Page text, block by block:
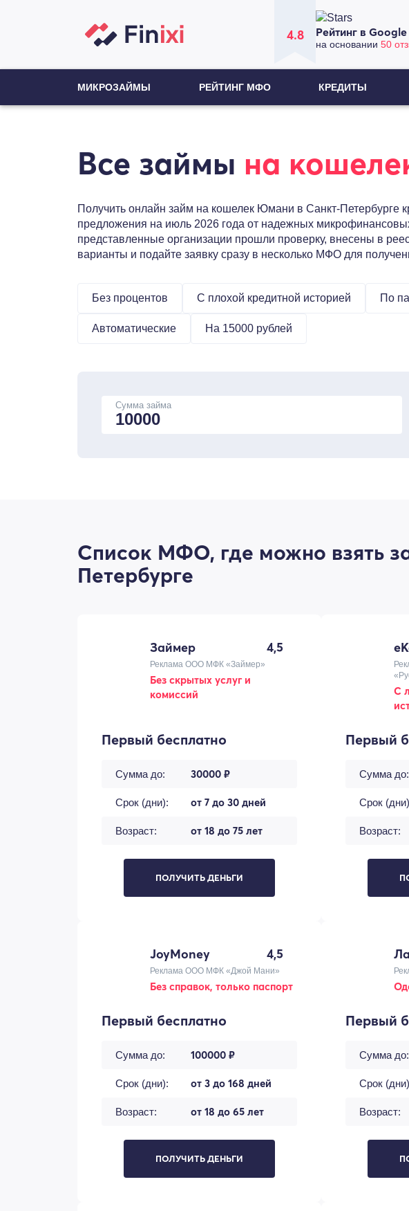
4.8 Рейтинг в Google
на основании50
МИКРОЗАЙМЫ РЕЙТИНГ МФО КРЕДИТЫ
Все займы на
Получить онлайн займ на кошелек Юмани в Санкт-Петербурге
предложения на июль 2026 года от надежных
представленные организации прошли проверку, внесены в
варианты и подайте заявку сразу в несколько МФО для
Без процентов С плохой кредитной историей По
Автоматические На 15000 рублей
Сумма займа
Список МФО, где можно взять
Петербурге
Займер 4,5
Реклама ООО МФК «Займер»
Без скрытых услуг и
комиссий
Первый бесплатно
Сумма до: 30000 ₽
Срок (дни): от 7 до 30 дней
Возраст: от 18 до 75 лет
ПОЛУЧИТЬ ДЕНЬГИ
С
Первый
Сумма до:
Срок
Возраст:
JoyMoney 4,5
Реклама ООО МФК «Джой Мани»
Без справок, только паспорт
Первый бесплатно
Сумма до: 100000 ₽
Срок (дни): от 3 до 168 дней
Возраст: от 18 до 65 лет
ПОЛУЧИТЬ ДЕНЬГИ
Первый
Сумма до:
Срок
Возраст: